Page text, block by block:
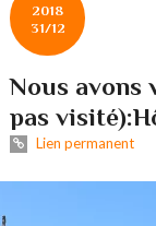
2018
31/12
Nous avons
pas
Lien permanent